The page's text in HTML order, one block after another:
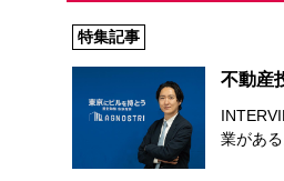
特集記事
不動産
業があ